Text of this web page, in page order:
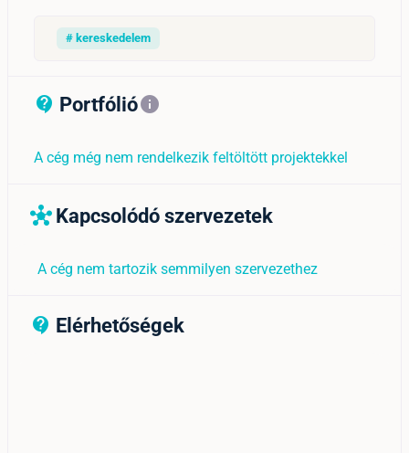
# kereskedelem
contact_support_outline
Portfólióinfo
A cég még nem rendelkezik feltöltött projektekkel
hub Kapcsolódó szervezetek
A cég nem tartozik semmilyen szervezethez
contact_support_outline
Elérhetőségek